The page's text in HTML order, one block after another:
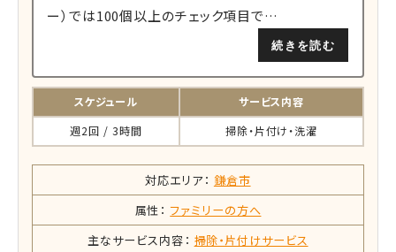
ー）では100個以上のチェック項目で…
続きを読む
スケジュール
サービス内容
週2回 / 3時間
掃除・片付け・洗濯
対応エリア： 鎌倉市
属性： ファミリーの方へ
主なサービス内容： 掃除・片付けサービス